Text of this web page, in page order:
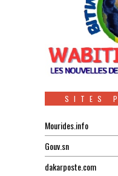
SITES
Mourides.info
Gouv.sn
dakarposte.com